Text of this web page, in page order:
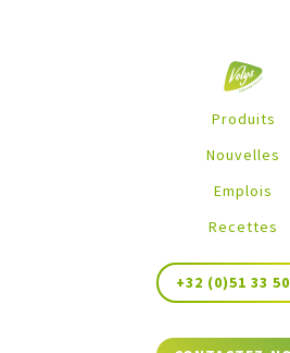
Produits
Nouvelles
Emplois
Recettes
+32 (0)51 33